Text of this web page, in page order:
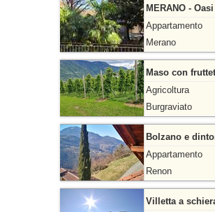
MERANO -
Appartamento
Merano
Maso con
Agricoltura
Burgraviato
Bolzano e
Appartamento
Renon
Villetta a